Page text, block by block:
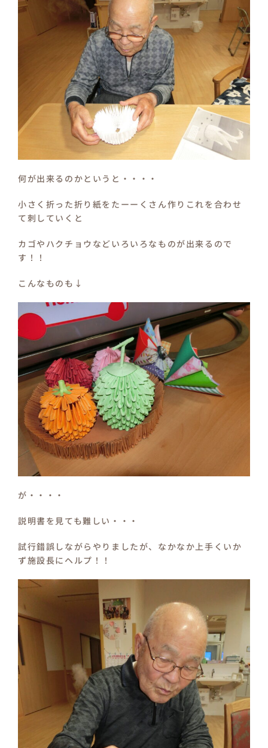
何が出来るのかというと・・・・
小さく折った折り紙をたーーくさん作りこれを合わせ
て刺していくと
カゴやハクチョウなどいろいろなものが出来るので
す！！
こんなものも↓
が・・・・
説明書を見ても難しい・・・
試行錯誤しながらやりましたが、なかなか上手くいか
ず施設長にヘルプ！！